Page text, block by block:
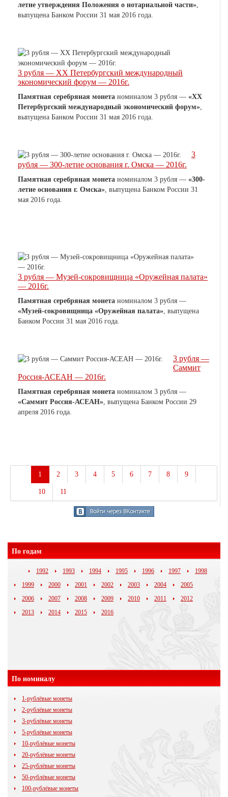
летие утверждения Положения о нотариальной части»
выпущена Банком России 31 мая 2016 года.
3 рубля — XX Петербургский международный
экономический форум — 2016г.
Памятная серебряная монета номиналом 3 рубля — «XX
Петербургский международный экономический форум»
выпущена Банком России 31 мая 2016 года.
3
рубля — 300-летие основания г. Омска — 2016г.
Памятная серебряная монета номиналом 3 рубля — «300-
летие основания г. Омска» , выпущена Банком России 31
мая 2016 года.
3 рубля — Музей-сокровищница «Оружейная палата»
— 2016г.
Памятная серебряная монета номиналом 3 рубля —
«Музей-сокровищница «Оружейная палата» , выпущена
Банком России 31 мая 2016 года.
3 рубля —
Саммит
Россия-АСЕАН — 2016г.
Памятная серебряная монета номиналом 3 рубля —
«Саммит Россия-АСЕАН» , выпущена Банком России 29
апреля 2016 года.
1 2 3 4 5 6 7 8 9
10 11
По годам
1992 1993 1994 1995 1996 1997
1998
1999
2000 2001 2002 2003 2004
2005
2006
2007 2008 2009 2010 2011
2012
2013
2014 2015 2016
По номиналу
1-рублёвые монеты
2-рублёвые монеты
3-рублёвые монеты
5-рублёвые монеты
10-рублёвые монеты
20-рублёвые монеты
25-рублёвые монеты
50-рублёвые монеты
100-рублёвые монеты